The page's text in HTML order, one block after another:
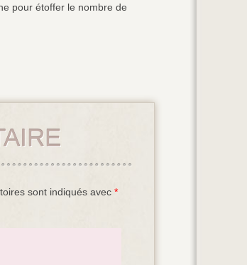
pour étoffer le nombre de
sont indiqués avec *